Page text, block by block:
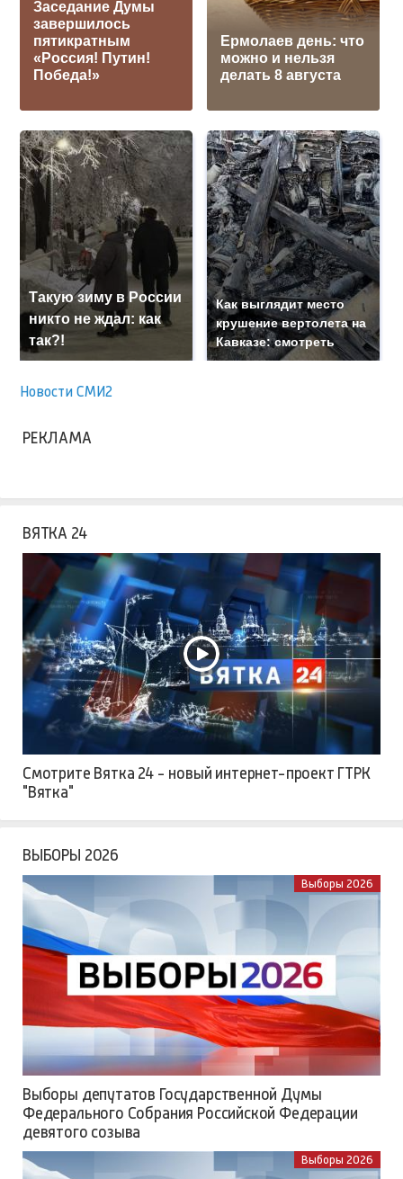
Заседание Думы
завершилось
пятикратным
«Россия! Путин!
Победа!»
Ермолаев день: что
можно и нельзя
делать 8 августа
Такую зиму в России
никто не ждал: как
так?!
Как выглядит место
крушение вертолета на
Кавказе: смотреть
Новости СМИ2
РЕКЛАМА
ВЯТКА 24
Смотрите Вятка 24 - новый интернет-проект ГТРК
"Вятка"
ВЫБОРЫ 2026
Выборы 2026
Выборы депутатов Государственной Думы
Федерального Собрания Российской Федерации
девятого созыва
Выборы 2026